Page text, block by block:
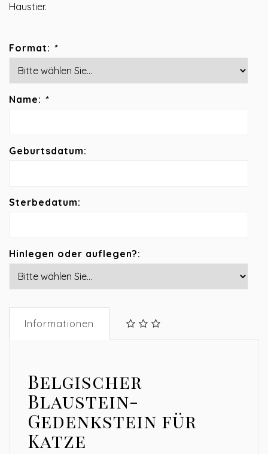
Haustier.
Format: *
Name: *
Geburtsdatum:
Sterbedatum:
Hinlegen oder auflegen?:
Informationen
Belgischer
Blaustein-
Gedenkstein für
Katze